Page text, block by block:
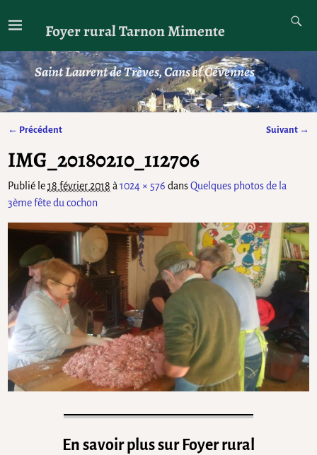
Foyer rural Tarnon Mimente
Saint Laurent de Trèves, Cans et Cévennes
← Précédent Suivant →
IMG_20180210_112706
Publié le18 février 2018 à1024 × 576 dansQuelques photos de la
3ème fête du cochon
En savoir plus sur Foyer rural